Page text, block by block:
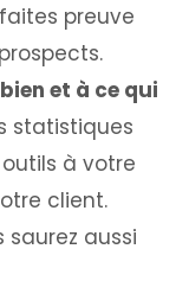
preuve
et à ce qui
statistiques
à votre
client.
saurez aussi